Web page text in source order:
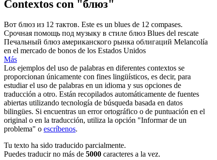
Contextos con "блюз"
Вот блюз из 12 тактов. Este es un blues de 12 compases.
Срочная помощь под музыку в стиле блюз Blues del rescate
Печальный блюз американского рынка облигаций Melancolía
en el mercado de bonos de los Estados Unidos
Más
Los ejemplos del uso de palabras en diferentes contextos se
proporcionan únicamente con fines lingüísticos, es decir, para
estudiar el uso de palabras en un idioma y sus opciones de
traducción a otro. Están recopilados automáticamente de fuentes
abiertas utilizando tecnología de búsqueda basada en datos
bilingües. Si encuentras un error ortográfico o de puntuación en el
original o en la traducción, utiliza la opción "Informar de un
problema" o escríbenos.
Tu texto ha sido traducido parcialmente.
Puedes traducir no más de 5000 caracteres a la vez.